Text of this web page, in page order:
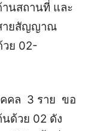
นสถานที่ และ
ายสัญญาณ
วย 02-
คคล 3 ราย ขอ
ด้วย 02 ดัง